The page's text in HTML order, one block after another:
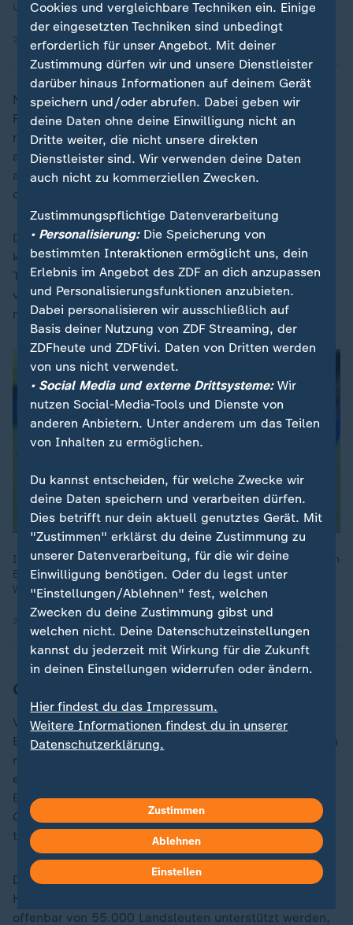
Undav relive.
25.06.2026 | 28:25 min
Nicht unbedingt einverstanden zeigte sich der
Fußballlehrer bei einem insgesamt aufgeräumten,
ruhigen Auftritt am Endspielort, dass die Erweiterung
auf 48 Teilnehmer und die Einbeziehung der besten
acht Gruppendritten eine recht lange Wartezeit auf
den nächsten Gegner mitbringt.
Das Trainerteam sei vergleichsweise jung und habe
kein Problem, "Samstagnacht zu schrubben", um das
Team dann auf den nächsten Kontrahenten
vorzubereiten. "Da ist gewisser Zeitdruck, aber dann
müssen wir eben durcharbeiten."
In der Partie zwischen den beiden deutschen Gruppengegnern
Ecuador und Curaçao stehen die Torhüter im Mittelpunkt. Zum
Weiterkommen wäre für beide Mannschaften ein Sieg nötig.
Gegner Ecuador genießt Heimvorteil
Vorerst aber gilt der Fokus dem nächsten Gegner
Ecuador. Dass der Zweite der Südamerika-Qualifikation
noch nicht einmal ein Tor hinbekommen hat und bei
erst einem Zähler steht, überrascht auch den
Bundestrainer, der "La Tri" eigentlich für den stärksten
Gegner der Gruppe gehalten habe. "Sie haben eine
tolle Qualifikation gespielt."
Dass die Südamerikaner in der Heimstätte der NFL-
Hausherren New York Giants und New York Jets
offenbar von 55.000 Landsleuten unterstützt werden,
Cookies und vergleichbare Techniken ein. Einige
der eingesetzten Techniken sind unbedingt
erforderlich für unser Angebot. Mit deiner
Zustimmung dürfen wir und unsere Dienstleister
darüber hinaus Informationen auf deinem Gerät
speichern und/oder abrufen. Dabei geben wir
deine Daten ohne deine Einwilligung nicht an
Dritte weiter, die nicht unsere direkten
Dienstleister sind. Wir verwenden deine Daten
auch nicht zu kommerziellen Zwecken.
Zustimmungspflichtige Datenverarbeitung
• Personalisierung:Die Speicherung von
bestimmten Interaktionen ermöglicht uns, dein
Erlebnis im Angebot des ZDF an dich anzupassen
und Personalisierungsfunktionen anzubieten.
Dabei personalisieren wir ausschließlich auf
Basis deiner Nutzung von ZDF Streaming, der
ZDFheute und ZDFtivi. Daten von Dritten werden
von uns nicht verwendet.
• Social Media und externe Drittsysteme:Wir
nutzen Social-Media-Tools und Dienste von
anderen Anbietern. Unter anderem um das Teilen
von Inhalten zu ermöglichen.
Du kannst entscheiden, für welche Zwecke wir
deine Daten speichern und verarbeiten dürfen.
Dies betrifft nur dein aktuell genutztes Gerät. Mit
"Zustimmen" erklärst du deine Zustimmung zu
unserer Datenverarbeitung, für die wir deine
Einwilligung benötigen. Oder du legst unter
"Einstellungen/Ablehnen" fest, welchen
Zwecken du deine Zustimmung gibst und
welchen nicht. Deine Datenschutzeinstellungen
kannst du jederzeit mit Wirkung für die Zukunft
in deinen Einstellungen widerrufen oder ändern.
Hier findest du das Impressum.
Weitere Informationen findest du in unserer
Datenschutzerklärung.
Zustimmen
Ablehnen
Einstellen